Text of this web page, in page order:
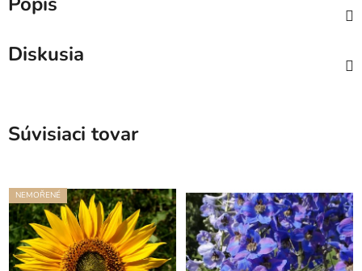
Diskusia
Súvisiaci tovar
NEMOŘENÉ